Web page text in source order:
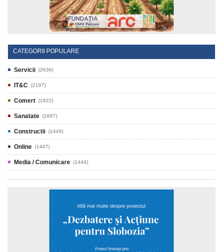
CATEGORII POPULARE
Servicii (2636)
IT&C (2197)
Comert (1822)
Sanatate (1687)
Constructii (1449)
Online (1447)
Media / Comunicare (1444)